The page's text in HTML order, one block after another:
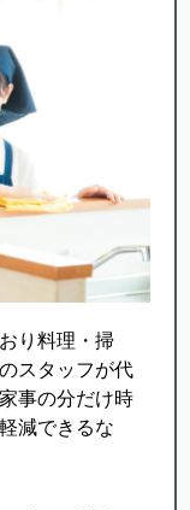
り料理・掃
スタッフが代
事の分だけ時
減できるな